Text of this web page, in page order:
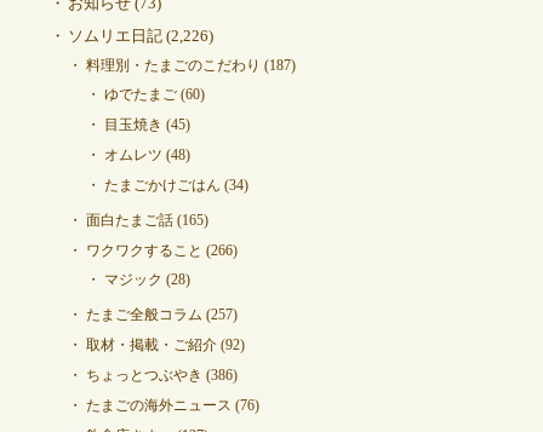
ソムリエ日記(2,226)
料理別・たまごのこだわり (187)
ゆでたまご(60)
目玉焼き (45)
オムレツ (48)
たまごかけごはん (34)
面白たまご話(165)
ワクワクすること (266)
マジック (28)
たまご全般コラム (257)
取材・掲載・ご紹介(92)
ちょっとつぶやき (386)
たまごの海外ニュース (76)